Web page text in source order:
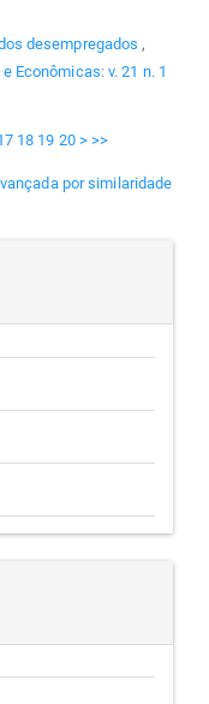
desempregados ,
Econômicas: v. 21 n. 1
18 19 20 > >>
por similaridade